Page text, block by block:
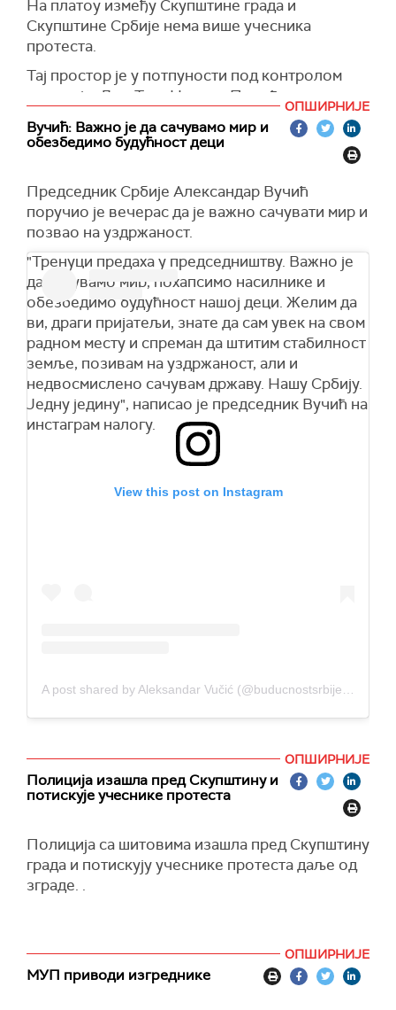
На платоу између Скупштине града и
Скупштине Србије нема више учесника
протеста.
Тај простор је у потпуности под контролом
полиције. Дуж Трга Николе Пашића и на
ободима Пионирског парка налази се већи
број полицијских возила.
Полицијска возила налазе се и на потезу од
Славије до раскрснице Улице краља Милана и
Улице кнеза Милоша.
ОПШИРНИЈЕ
Вучић: Важно је да сачувамо мир и
обезбедимо будућност деци
Председник Србије Александар Вучић
поручио је вечерас да је важно сачувати мир и
позвао на уздржаност.
"Тренуци предаха у председништву. Важно је
да сачувамо мир, похапсимо насилнике и
обезбедимо будућност нашој деци. Желим да
ви, драги пријатељи, знате да сам увек на свом
радном месту и спреман да штитим стабилност
земље, позивам на уздржаност, али и
недвосмислено сачувам државу. Нашу Србију.
Једну једину", написао је председник Вучић на
инстаграм налогу.
View this post on Instagram
A post shared by Aleksandar Vučić (@buducnostsrbijeav)
ОПШИРНИЈЕ
Полиција изашла пред Скупштину и
потискује учеснике протеста
Полиција са шитовима изашла пред Скупштину
града и потискују учеснике протеста даље од
зграде. .
ОПШИРНИЈЕ
МУП приводи изгреднике